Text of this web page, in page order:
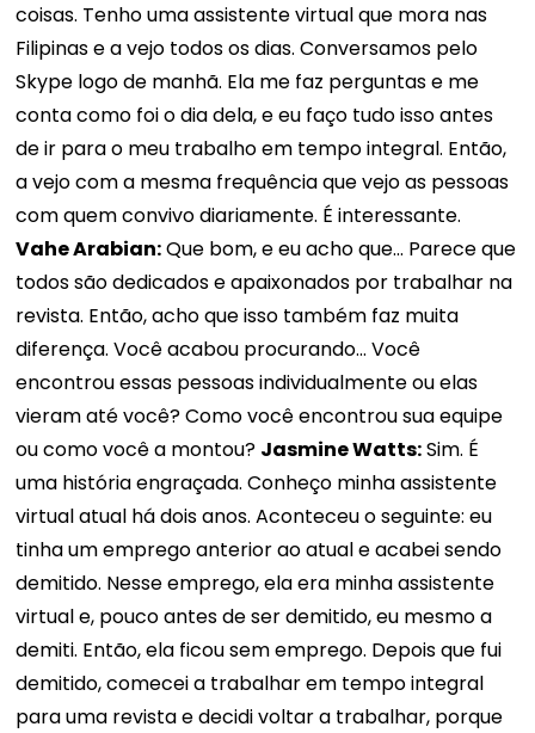
coisas. Tenho uma assistente virtual que mora nas
Filipinas e a vejo todos os dias. Conversamos pelo
Skype logo de manhã. Ela me faz perguntas e me
conta como foi o dia dela, e eu faço tudo isso antes
de ir para o meu trabalho em tempo integral. Então,
a vejo com a mesma frequência que vejo as pessoas
com quem convivo diariamente. É interessante.
Vahe Arabian:Que bom, e eu acho que... Parece que
todos são dedicados e apaixonados por trabalhar na
revista. Então, acho que isso também faz muita
diferença. Você acabou procurando... Você
encontrou essas pessoas individualmente ou elas
vieram até você? Como você encontrou sua equipe
ou como você a montou? Jasmine Watts:Sim. É
uma história engraçada. Conheço minha assistente
virtual atual há dois anos. Aconteceu o seguinte: eu
tinha um emprego anterior ao atual e acabei sendo
demitido. Nesse emprego, ela era minha assistente
virtual e, pouco antes de ser demitido, eu mesmo a
demiti. Então, ela ficou sem emprego. Depois que fui
demitido, comecei a trabalhar em tempo integral
para uma revista e decidi voltar a trabalhar, porque